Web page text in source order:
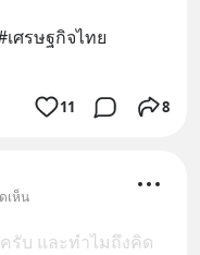
ศรษฐกิจไทย
11 8
เห็น
รับ และทำไมถึงคิด